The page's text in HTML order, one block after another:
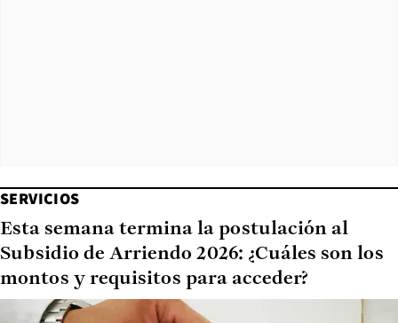
SERVICIOS
Esta semana termina la postulación al
Subsidio de Arriendo 2026: ¿Cuáles son los
montos y requisitos para acceder?